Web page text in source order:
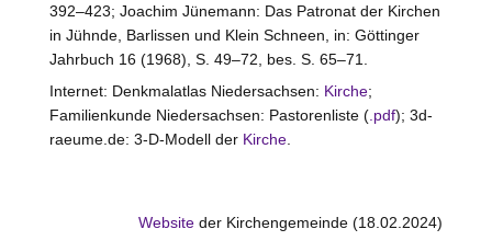
392–423; Joachim Jünemann: Das Patronat der Kirchen
in Jühnde, Barlissen und Klein Schneen, in: Göttinger
Jahrbuch 16 (1968), S. 49–72, bes. S. 65–71.
Internet: Denkmalatlas Niedersachsen: Kirche;
Familienkunde Niedersachsen: Pastorenliste (.pdf); 3d-
raeume.de: 3-D-Modell der Kirche.
Website der Kirchengemeinde (18.02.2024)